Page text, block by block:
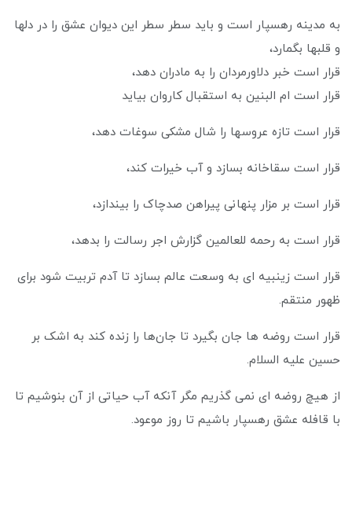
به مدینه رهسپار است و باید سطر سطر این دیوان عشق را در دلها
و قلبها بگمارد،
قرار است خبر دلاورمردان را به مادران دهد،
قرار است ام البنین به استقبال کاروان بیاید
قرار است تازه عروسها را شال مشکی سوغات دهد،
قرار است سقاخانه بسازد و آب خیرات کند،
قرار است بر مزار پنهانی پیراهن صدچاک را بیندازد،
قرار است به رحمه للعالمین گزارش اجر رسالت را بدهد،
قرار است زینبیه ای به وسعت عالم بسازد تا آدم تربیت شود برای
ظهور منتقم.
قرار است روضه ها جان بگیرد تا جان‌ها را زنده کند به اشک بر
حسین علیه السلام.
از هیچ روضه ای نمی گذریم مگر آنکه آب حیاتی از آن بنوشیم تا
با قافله عشق رهسپار باشیم تا روز موعود.